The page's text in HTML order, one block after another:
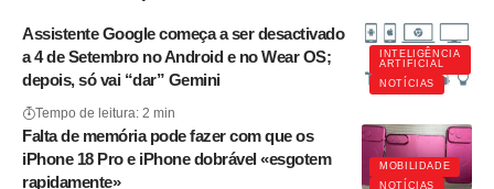
INTELIGÊNCIA
ARTIFICIAL
NOTÍCIAS
Assistente Google começa a ser desactivado
a 4 de Setembro no Android e no Wear OS;
depois, só vai “dar” Gemini
Tempo de leitura: 2 min
MOBILIDADE
NOTÍCIAS
Falta de memória pode fazer com que os
iPhone 18 Pro e iPhone dobrável «esgotem
rapidamente»